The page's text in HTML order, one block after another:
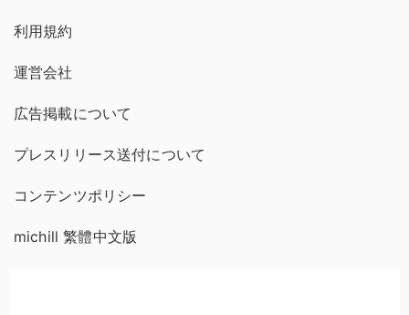
利用規約
運営会社
広告掲載について
プレスリリース送付について
コンテンツポリシー
michill 繁體中文版